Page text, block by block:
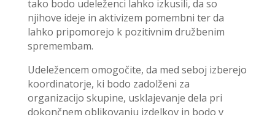
tako bodo udeleženci lahko izkusili, da so
njihove ideje in aktivizem pomembni ter da
lahko pripomorejo k pozitivnim družbenim
spremembam.
Udeležencem omogočite, da med seboj izberejo
koordinatorje, ki bodo zadolženi za
organizacijo skupine, usklajevanje dela pri
dokončnem oblikovanju izdelkov in bodo v